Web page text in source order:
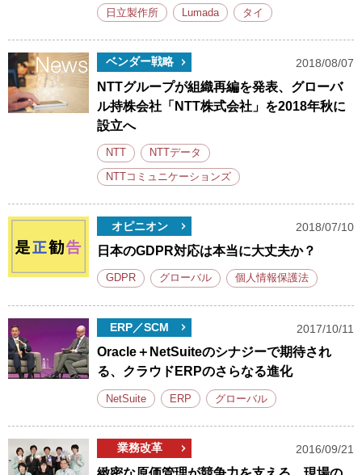
日立製作所 Lumada タイ
ベンダー戦略 2018/08/07
NTTグループが組織再編を発表、グローバ
ル持株会社「NTT株式会社」を2018年秋に
設立へ
NTT NTTデータ
NTTコミュニケーションズ
オピニオン 2018/07/10
日本のGDPR対応は本当に大丈夫か？
GDPR グローバル 個人情報保護法
ERP／SCM 2017/10/11
Oracle＋NetSuiteのシナジーで期待され
る、クラウドERPのさらなる進化
NetSuite ERP グローバル
業務改革 2016/09/21